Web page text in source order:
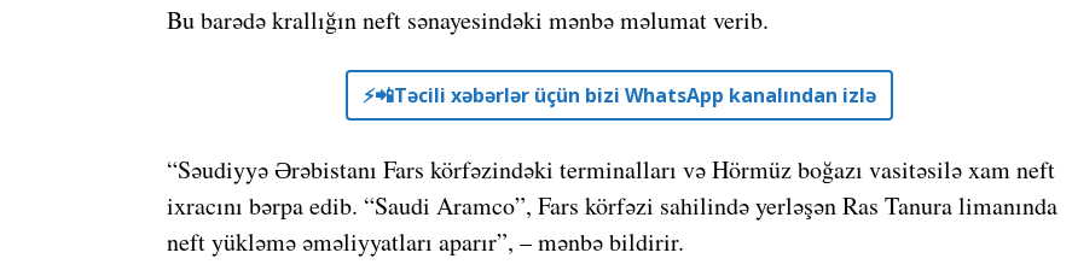
Bu barədə krallığın neft sənayesindəki mənbə məlumat verib.
⚡️📲Təcili xəbərlər üçün bizi WhatsApp kanalından izlə
“Səudiyyə Ərəbistanı Fars körfəzindəki terminalları və Hörmüz boğazı vasitəsilə xam neft
ixracını bərpa edib. “Saudi Aramco”, Fars körfəzi sahilində yerləşən Ras Tanura limanında
neft yükləmə əməliyyatları aparır”, – mənbə bildirir.